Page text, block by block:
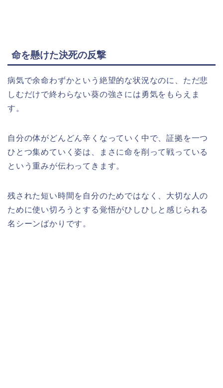
命を懸けた決死の反撃
病気で余命わずかという絶望的な状況なのに、ただ悲
しむだけで終わらない葵の強さには勇気をもらえま
す。
自分の体がどんどん辛くなっていく中で、証拠を一つ
ひとつ集めていく姿は、まさに命を削って戦っている
という重みが伝わってきます。
残された短い時間を自分のためではなく、大切な人の
ために使い切ろうとする覚悟がひしひしと感じられる
名シーンばかりです。